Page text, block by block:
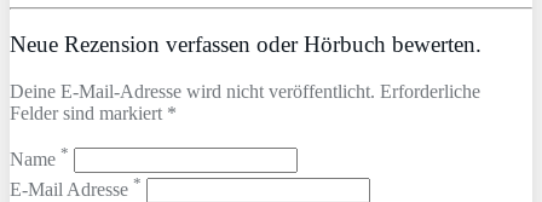
Neue Rezension verfassen oder Hörbuch bewerten.
Deine E-Mail-Adresse wird nicht veröffentlicht. Erforderliche
Felder sind markiert *
Name *
E-Mail Adresse *